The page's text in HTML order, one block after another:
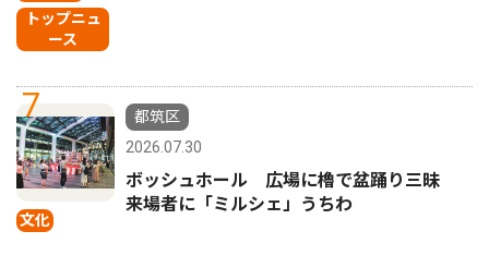
トップニュ
ース
7
文化
都筑区
2026.07.30
ボッシュホール 広場に櫓で盆踊り三昧
来場者に「ミルシェ」うちわ